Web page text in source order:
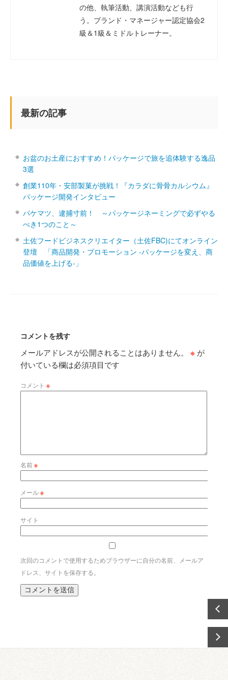
の他、執筆活動、講演活動なども行
う。ブランド・マネージャー認定協会2
級＆1級＆ミドルトレーナー。
最新の記事
お盆のお土産におすすめ！パッケージで旅を追体験する逸品
3選
創業110年・安部製菓が挑戦！『カラダに骨骨カルシウム』
パッケージ開発インタビュー
パケマツ、逮捕寸前！ ～パッケージネーミングで必ずやる
べき1つのこと～
土佐フードビジネスクリエイター（土佐FBC)にてオンライン
登壇 「商品開発・プロモーション ‐パッケージを変え、商
品価値を上げる‐」
コメントを残す
メールアドレスが公開されることはありません。 ※ が
付いている欄は必須項目です
コメント ※
名前※
メール※
サイト
次回のコメントで使用するためブラウザーに自分の名前、メールア
ドレス、サイトを保存する。